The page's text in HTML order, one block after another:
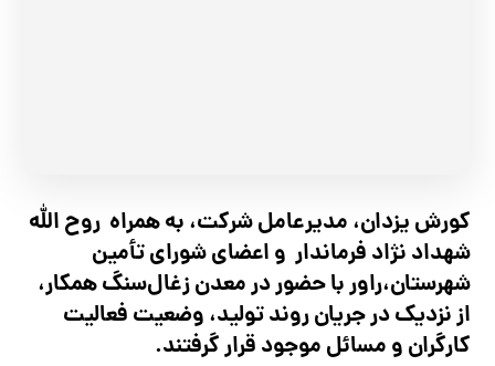
کورش یزدان، مدیرعامل شرکت، به همراه روح الله
شهداد نژاد فرماندار و اعضای شورای تأ‌مین
شهرستان،راور با حضور در معدن زغال‌سنگ همکار،
از نزدیک در جریان روند تولید، وضعیت فعالیت
کارگران و مسائل موجود قرار گرفتند.